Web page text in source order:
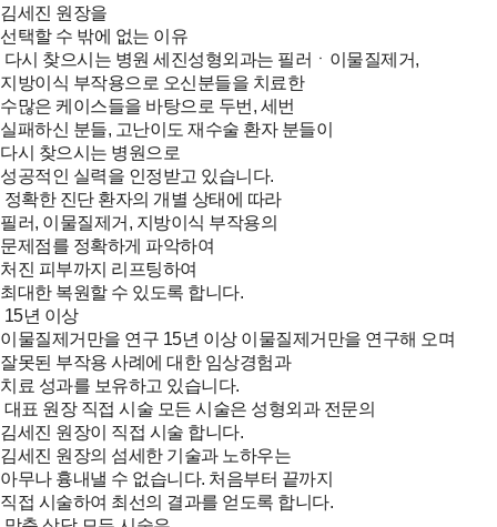
김세진 원장을
선택할 수 밖에 없는 이유
다시 찾으시는 병원 세진성형외과는 필러ㆍ이물질제거,
지방이식 부작용으로 오신분들을 치료한
수많은 케이스들을 바탕으로 두번, 세번
실패하신 분들, 고난이도 재수술 환자 분들이
다시 찾으시는 병원으로
성공적인 실력을 인정받고 있습니다.
정확한 진단 환자의 개별 상태에 따라
필러, 이물질제거, 지방이식 부작용의
문제점를 정확하게 파악하여
처진 피부까지 리프팅하여
최대한 복원할 수 있도록 합니다.
15년 이상
이물질제거만을 연구 15년 이상 이물질제거만을 연구해 오며
잘못된 부작용 사례에 대한 임상경험과
치료 성과를 보유하고 있습니다.
대표 원장 직접 시술 모든 시술은 성형외과 전문의
김세진 원장이 직접 시술 합니다.
김세진 원장의 섬세한 기술과 노하우는
아무나 흉내낼 수 없습니다. 처음부터 끝까지
직접 시술하여 최선의 결과를 얻도록 합니다.